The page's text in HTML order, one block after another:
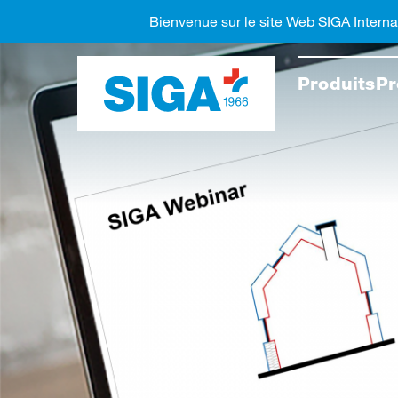
Produits
Bienvenue sur le site Web SIGA